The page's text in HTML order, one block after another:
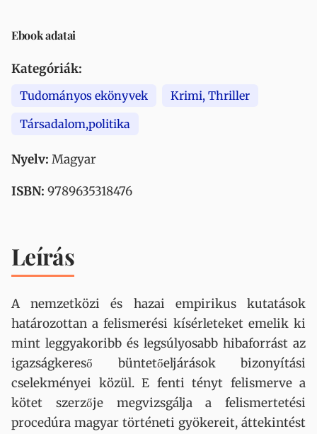
Ebook adatai
Kategóriák:
Tudományos ekönyvek
Krimi, Thriller
Társadalom,politika
Nyelv: Magyar
ISBN: 9789635318476
Leírás
A nemzetközi és hazai empirikus kutatások
határozottan a felismerési kísérleteket emelik ki
mint leggyakoribb és legsúlyosabb hibaforrást az
igazságkereső büntetőeljárások bizonyítási
cselekményei közül. E fenti tényt felismerve a
kötet szerzője megvizsgálja a felismertetési
procedúra magyar történeti gyökereit, áttekintést